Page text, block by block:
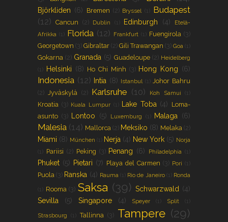
Björkliden (6) Bremen (2) Bryssel (1)
Budapest
(12)
Cancun (2) Dublin (1) Edinburgh (4)
Etelä-
Afrikka
(1) Florida (12) Frankfurt (1) Fuengirola (3)
Georgetown (3) Gibraltar (2) Gili Trawangan (3) Goa (1)
Gokarna (2) Granada (5) Guadeloupe (2) Heidelberg
(1)
Helsinki (8) Ho Chi Minh (3) Hong Kong (6)
Indonesia (12) Intia (8) Istanbul (1)
Johor Bahru
(2) Jyväskylä (2) Karlsruhe (10) Koh Samui (1)
Kroatia (3) Kuala Lumpur (1) Lake Toba (4) Loma-
asunto (3) Lontoo (5) Luxemburg (1) Malaga (6)
Malesia (14) Mallorca (2) Meksiko (8) Melaka (2)
Miami (8) München (1) Nerja (4) New York (5) Norja
(1)
Pariisi (2) Peking (3) Penang (6) Philadelphia (1)
Phuket (5) Pietari (7) Playa del Carmen (3) Pori (1)
Puola (3) Ranska (4) Rauma (1) Rio de Janeiro (1)
Ronda
(1)
Rooma (3) Saksa (39) Schwarzwald (4)
Sevilla
(5) Singapore (4) Speyer (1) Split
(1)
Strasbourg
(1) Tallinna (3) Tampere (29)